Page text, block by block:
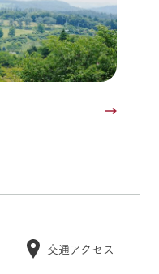
交通アクセス